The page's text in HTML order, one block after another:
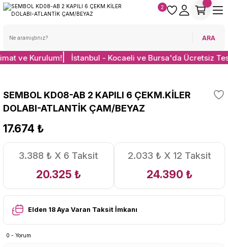
ARA
2
ve Kurulum! İstanbul - Kocaeli ve Bursa'da Ücretsiz
SEMBOL KD08-AB 2 KAPILI 6 ÇEKM.KİLER
DOLABI-ATLANTİK ÇAM/BEYAZ
17.674 ₺
3.388 ₺ X 6 Taksit
20.325 ₺
2.033 ₺ X 12 Taksit
24.390 ₺
Elden 18 Aya Varan Taksit İmkanı
0 - Yorum